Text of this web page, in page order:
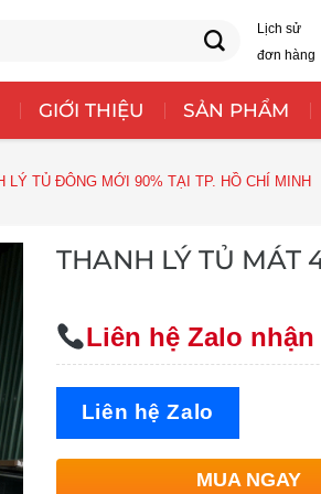
Lịch sử
đơn hàng
GIỚI THIỆU SẢN PHẨM
LÝ TỦ ĐÔNG MỚI 90% TẠI TP. HỒ CHÍ MINH
THANH LÝ TỦ MÁT
Liên hệ Zalo
Liên hệ Zalo
MUA NGAY